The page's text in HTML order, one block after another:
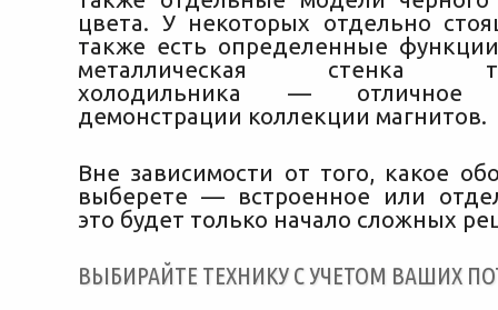
цвета. У некоторых отдельно
также есть определенные
металлическая стенка
холодильника —
демонстрации коллекции магнитов.
Вне зависимости от того, какое
выберете — встроенное или
это будет только начало сложных
ВЫБИРАЙТЕ ТЕХНИКУ С УЧЕТОМ ВАШИХ